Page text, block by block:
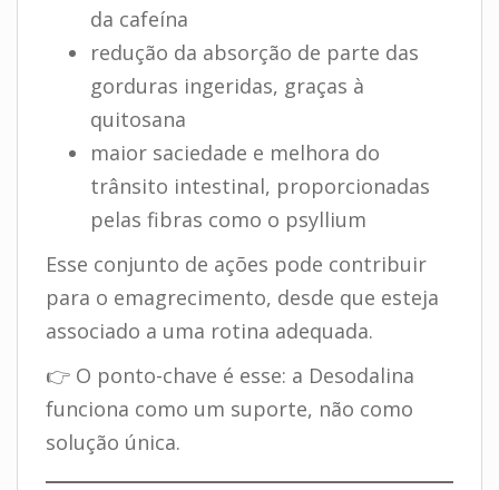
da cafeína
redução da absorção de parte das
gorduras ingeridas, graças à
quitosana
maior saciedade e melhora do
trânsito intestinal, proporcionadas
pelas fibras como o psyllium
Esse conjunto de ações pode contribuir
para o emagrecimento, desde que esteja
associado a uma rotina adequada.
👉 O ponto-chave é esse: a Desodalina
funciona como um suporte, não como
solução única.